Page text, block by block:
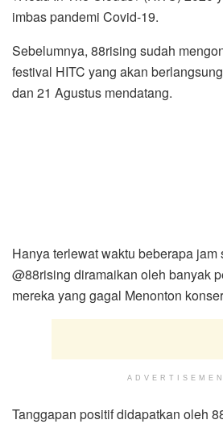
imbas pandemi Covid-19.
Sebelumnya, 88rising sudah
festival HITC yang akan
dan 21 Agustus mendatang.
Hanya terlewat waktu beberapa jam
@88rising diramaikan oleh banyak
mereka yang gagal Menonton
Tanggapan positif didapatkan oleh